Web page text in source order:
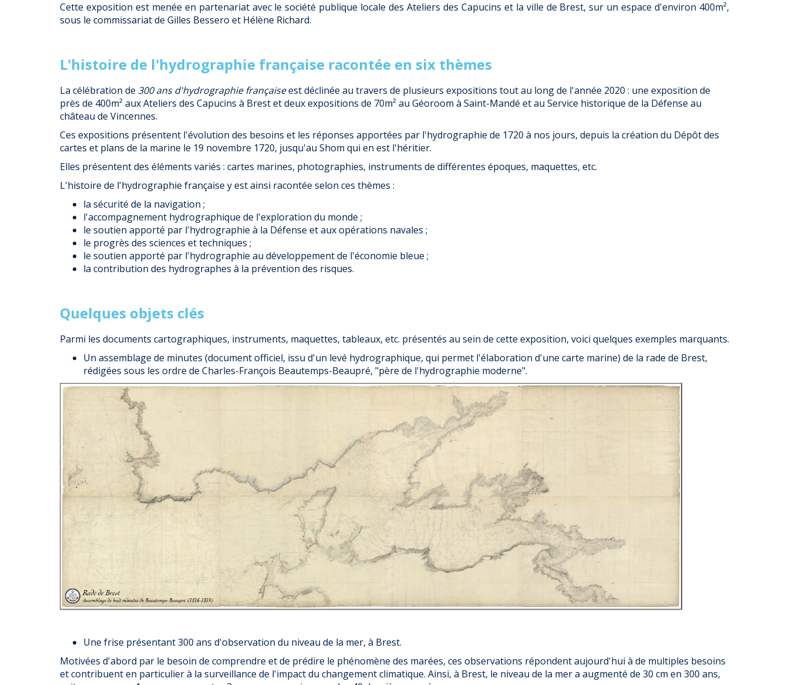
Cette exposition est menée en partenariat avec le société publique locale des Ateliers des Capucins et la ville de Brest, sur un espace d'environ 400m²,
sous le commissariat de Gilles Bessero et Hélène Richard.
L'histoire de l'hydrographie française racontée en six thèmes
La célébration de 300 ans d'hydrographie françaiseest déclinée au travers de plusieurs expositions tout au long de l'année 2020 : une exposition de
près de 400m² aux Ateliers des Capucins à Brest et deux expositions de 70m² au Géoroom à Saint-Mandé et au Service historique de la Défense au
château de Vincennes.
Ces expositions présentent l'évolution des besoins et les réponses apportées par l'hydrographie de 1720 à nos jours, depuis la création du Dépôt des
cartes et plans de la marine le 19 novembre 1720, jusqu'au Shom qui en est l'héritier.
Elles présentent des éléments variés : cartes marines, photographies, instruments de différentes époques, maquettes, etc.
L'histoire de l'hydrographie française y est ainsi racontée selon ces thèmes :
la sécurité de la navigation ;
l'accompagnement hydrographique de l'exploration du monde ;
le soutien apporté par l'hydrographie à la Défense et aux opérations navales ;
le progrès des sciences et techniques ;
le soutien apporté par l'hydrographie au développement de l'économie bleue ;
la contribution des hydrographes à la prévention des risques.
Quelques objets clés
Parmi les documents cartographiques, instruments, maquettes, tableaux, etc. présentés au sein de cette exposition, voici quelques exemples marquants.
Un assemblage de minutes (document officiel, issu d'un levé hydrographique, qui permet l'élaboration d'une carte marine) de la rade de Brest,
rédigées sous les ordre de Charles-François Beautemps-Beaupré, "père de l'hydrographie moderne".
Une frise présentant 300 ans d'observation du niveau de la mer, à Brest.
Motivées d'abord par le besoin de comprendre et de prédire le phénomène des marées, ces observations répondent aujourd'hui à de multiples besoins
et contribuent en particulier à la surveillance de l'impact du changement climatique. Ainsi, à Brest, le niveau de la mer a augmenté de 30 cm en 300 ans,